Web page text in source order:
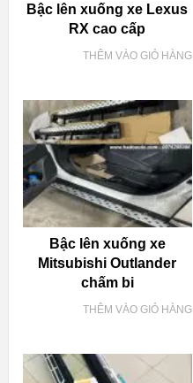
Bậc lên xuống xe Lexus
RX cao cấp
THÊM VÀO GIỎ HÀNG
Bậc lên xuống xe
Mitsubishi Outlander
chấm bi
THÊM VÀO GIỎ HÀNG